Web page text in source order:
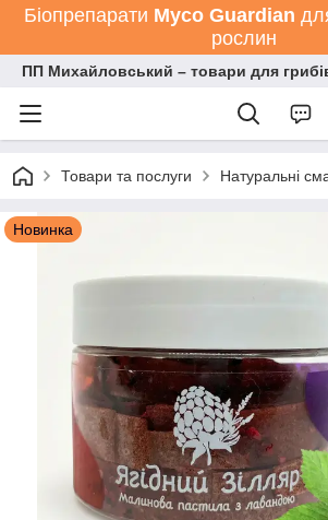
Біопрепарати Мyco Guardian
рослин
ПП Михайловський – товари для
Товари та послуги Натуральні
Новинка